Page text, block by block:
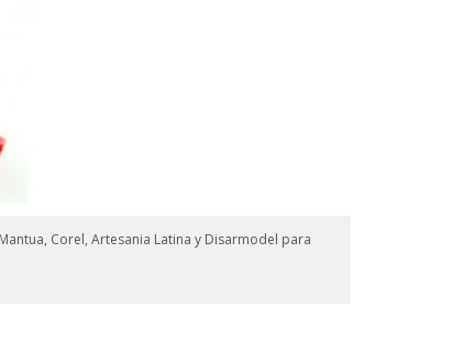
Corel, Artesania Latina y Disarmodel para